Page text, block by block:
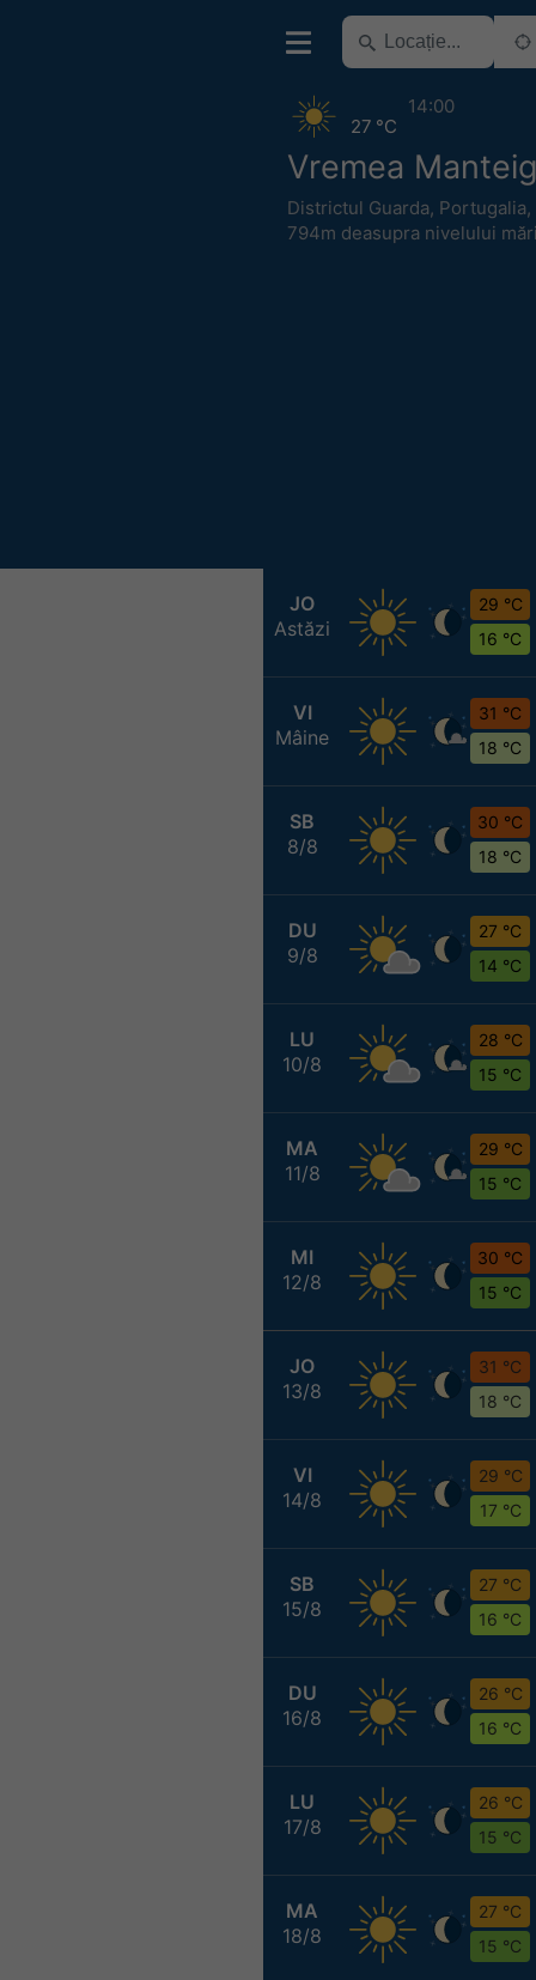
Vremea
Districtul Guarda, Portugalia,
794m deasupra nivelului
27 °C
14:00
JO
Astăzi
29 °C
16 °C
VI
Mâine
31 °C
18 °C
SB
8/8
30 °C
18 °C
DU
9/8
27 °C
14 °C
LU
10/8
28 °C
15 °C
MA
11/8
29 °C
15 °C
MI
12/8
30 °C
15 °C
JO
13/8
31 °C
18 °C
VI
14/8
29 °C
17 °C
SB
15/8
27 °C
16 °C
DU
16/8
26 °C
16 °C
LU
17/8
26 °C
15 °C
MA
18/8
27 °C
15 °C